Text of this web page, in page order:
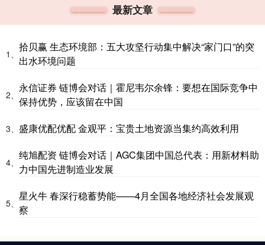
最新文章
1、
拾贝赢 生态环境部：五大攻坚行动集中解决“家门口”的突
出水环境问题
2、
永信证券 链博会对话｜霍尼韦尔余锋：要想在国际竞争中
保持优势，应该留在中国
3、 盛康优配优配 金观平：宝贵土地资源当集约高效利用
4、
纯旭配资 链博会对话｜AGC集团中国总代表：用新材料助
力中国先进制造业发展
5、
星火牛 春深行稳蓄势能——4月全国各地经济社会发展观
察